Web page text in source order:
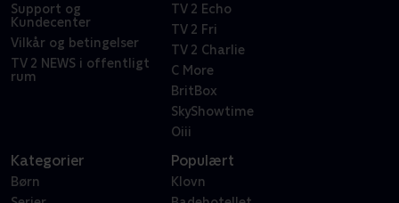
Support og
Kundecenter
Vilkår og betingelser
TV 2 NEWS i offentligt
rum
TV 2 Echo
TV 2 Fri
TV 2 Charlie
C More
BritBox
SkyShowtime
Oiii
Kategorier
Børn
Populært
Klovn